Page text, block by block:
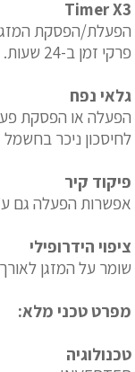
Timer X3
הפעלת/הפסקת המזגן
פרקי זמן ב-24 שעות.
גלאי נפח
הפעלה או הפסקת
לחיסכון ניכר
פיקוד קיר
אפשרות הפעלה גם
ציפוי הידרופילי
שומר על המזגן
מפרט טכני מלא:
טכנולוגיה